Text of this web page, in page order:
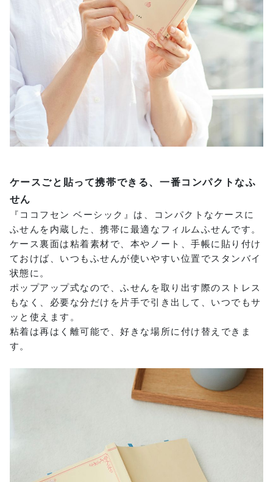
ケースごと貼って携帯できる、一番コンパクトなふ
せん
『ココフセン ベーシック』は、コンパクトなケースに
ふせんを内蔵した、携帯に最適なフィルムふせんです。
ケース裏面は粘着素材で、本やノート、手帳に貼り付け
ておけば、いつもふせんが使いやすい位置でスタンバイ
状態に。
ポップアップ式なので、ふせんを取り出す際のストレス
もなく、必要な分だけを片手で引き出して、いつでもサ
ッと使えます。
粘着は再はく離可能で、好きな場所に付け替えできま
す。